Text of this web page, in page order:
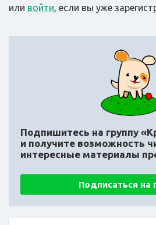
или войти, если вы уже
Подпишитесь на группу
и получите возможность
интересные материалы
Подписаться на